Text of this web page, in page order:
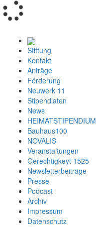
Stiftung
Kontakt
Anträge
Förderung
Neuwerk 11
Stipendiaten
News
HEIMATSTIPENDIUM
Bauhaus100
NOVALIS
Veranstaltungen
Gerechtigkeyt 1525
Newsletterbeiträge
Presse
Podcast
Archiv
Impressum
Datenschutz